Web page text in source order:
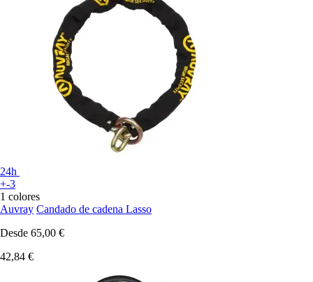
24h
+-3
1 colores
Auvray Candado de cadena Lasso
Desde 65,00 €
42,84 €